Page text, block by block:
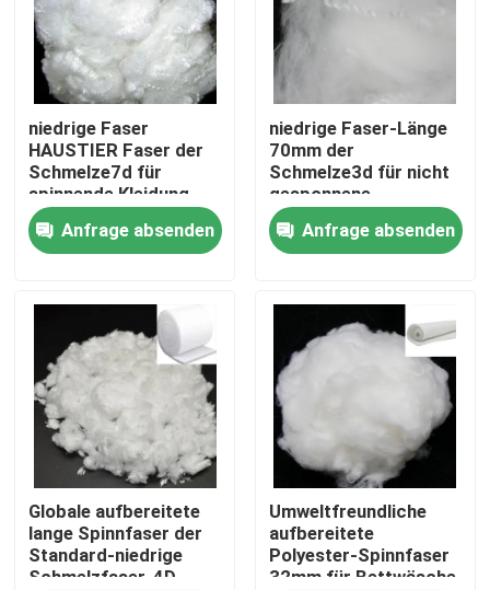
Produkte
Über uns
Fabrik Tour
Qualitätskontrolle
niedrige Faser
HAUSTIER Faser der
Schmelze7d für
spinnende Kleidung
Anfrage absenden
niedrige Faser-Länge
70mm der
Schmelze3d für nicht
gesponnene
Bettwäsche
Anfrage absenden
Globale aufbereitete
lange Spinnfaser der
Standard-niedrige
Schmelzfaser-4D
Umweltfreundliche
aufbereitete
Polyester-Spinnfaser
32mm für Bettwäsche